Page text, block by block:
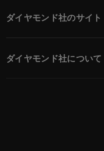
ダイヤモンド社のサイト
ダイヤモンド社について